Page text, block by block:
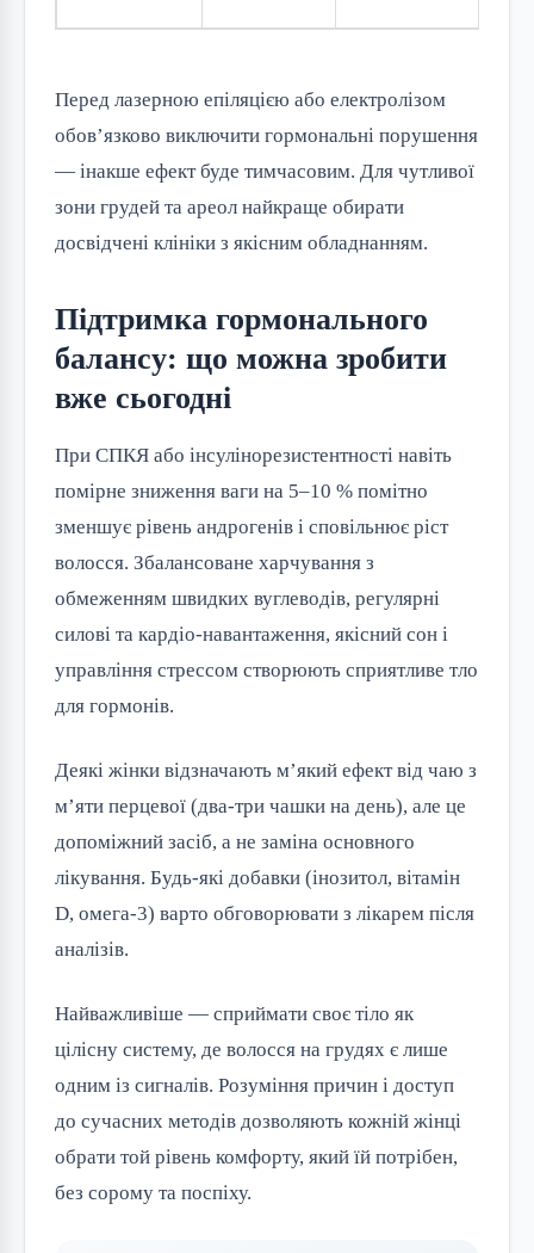
Перед лазерною епіляцією або електролізом
обов’язково виключити гормональні порушення
— інакше ефект буде тимчасовим. Для чутливої
зони грудей та ареол найкраще обирати
досвідчені клініки з якісним обладнанням.
Підтримка гормонального
балансу: що можна зробити
вже сьогодні
При СПКЯ або інсулінорезистентності навіть
помірне зниження ваги на 5–10 % помітно
зменшує рівень андрогенів і сповільнює ріст
волосся. Збалансоване харчування з
обмеженням швидких вуглеводів, регулярні
силові та кардіо-навантаження, якісний сон і
управління стрессом створюють сприятливе тло
для гормонів.
Деякі жінки відзначають м’який ефект від чаю з
м’яти перцевої (два-три чашки на день), але це
допоміжний засіб, а не заміна основного
лікування. Будь-які добавки (інозитол, вітамін
D, омега-3) варто обговорювати з лікарем після
аналізів.
Найважливіше — сприймати своє тіло як
цілісну систему, де волосся на грудях є лише
одним із сигналів. Розуміння причин і доступ
до сучасних методів дозволяють кожній жінці
обрати той рівень комфорту, який їй потрібен,
без сорому та поспіху.